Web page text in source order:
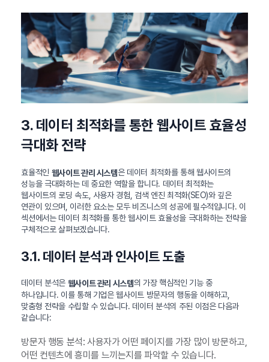
3. 데이터 최적화를 통한 웹사이트 효율성
극대화 전략
효율적인 웹사이트 관리 시스템은 데이터 최적화를 통해 웹사이트의
성능을 극대화하는 데 중요한 역할을 합니다. 데이터 최적화는
웹사이트의 로딩 속도, 사용자 경험, 검색 엔진 최적화(SEO)와 깊은
연관이 있으며, 이러한 요소는 모두 비즈니스의 성공에 필수적입니다. 이
섹션에서는 데이터 최적화를 통한 웹사이트 효율성을 극대화하는 전략을
구체적으로 살펴보겠습니다.
3.1. 데이터 분석과 인사이트 도출
데이터 분석은 웹사이트 관리 시스템의 가장 핵심적인 기능 중
하나입니다. 이를 통해 기업은 웹사이트 방문자의 행동을 이해하고,
맞춤형 전략을 수립할 수 있습니다. 데이터 분석의 주된 이점은 다음과
같습니다:
방문자 행동 분석: 사용자가 어떤 페이지를 가장 많이 방문하고,
어떤 컨텐츠에 흥미를 느끼는지를 파악할 수 있습니다.